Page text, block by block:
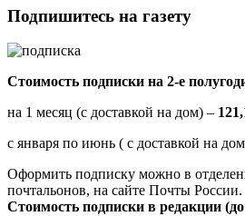
Подпишитесь на газету
Стоимость подписки на 2-е
на 1 месяц (с доставкой на дом) –
с января по июнь ( с доставкой на
Оформить подписку можно в
почтальонов, на сайте Почты России.
Стоимость подписки в редакции